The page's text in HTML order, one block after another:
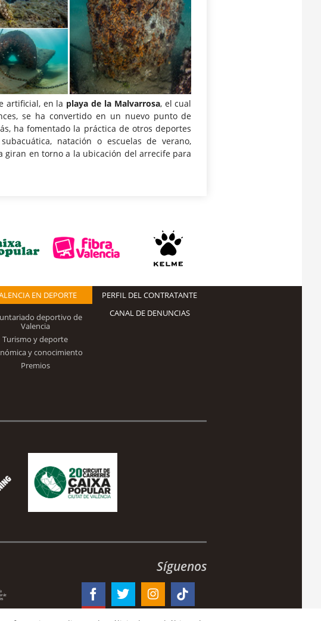
artificial, en la playa de la Malvarrosa, el cual
se ha convertido en un nuevo punto de
ha fomentado la práctica de otros deportes
natación o escuelas de verano,
giran en torno a la ubicación del arrecife para
EN DEPORTE
deportivo de
Valencia
Turismo y deporte
y conocimiento
Premios
PERFIL DEL CONTRATANTE
CANAL DE DENUNCIAS
Síguenos